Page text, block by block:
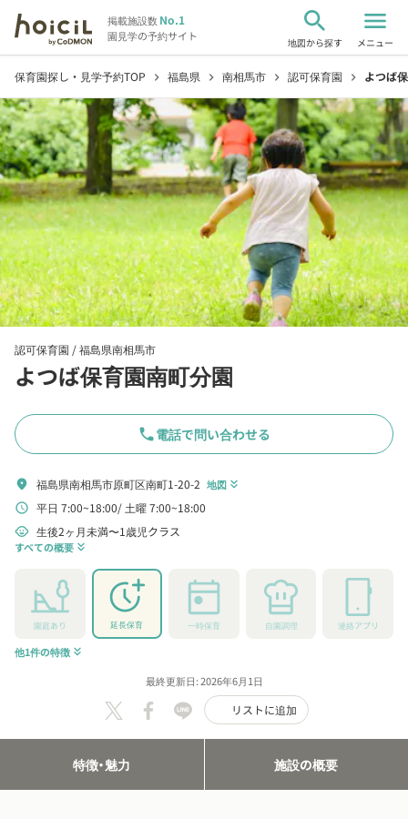
掲載施設数No.1
園見学の予約サイト
search
地図から探す
menu
メニュー
保育園探し・見学予約TOP chevron_right 福島県 chevron_right 南相馬市 chevron_right 認可保育園 chevron_right よつば
認可保育園 /福島県南相馬市
よつば保育園南町分園
phone電話で問い合わせる
location_on 福島県南相馬市原町区南町1-20-2 地図 keyboard_double_arrow_down
schedule 平日 7:00~18:00 土曜 7:00~18:00
child_care 生後2ヶ月未満〜1歳児クラス
すべての概要 keyboard_double_arrow_down
園庭あり 延長保育 一時保育 自園調理 連絡アプリ
他1件の特徴 keyboard_double_arrow_down
最終更新日: 2026年6月1日
リストに追加
特徴・魅力 施設の概要